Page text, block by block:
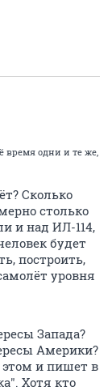
время одни и те же,
Сколько
столько
и над ИЛ-114,
будет
построить,
уровня
Запада?
Америки?
этом и пишет в
Хотя кто